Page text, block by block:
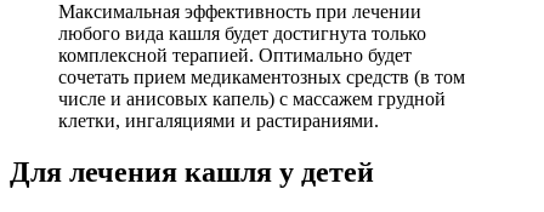
Максимальная эффективность при лечении
любого вида кашля будет достигнута только
комплексной терапией. Оптимально будет
сочетать прием медикаментозных средств (в том
числе и анисовых капель) с массажем грудной
клетки, ингаляциями и растираниями.
Для лечения кашля у детей